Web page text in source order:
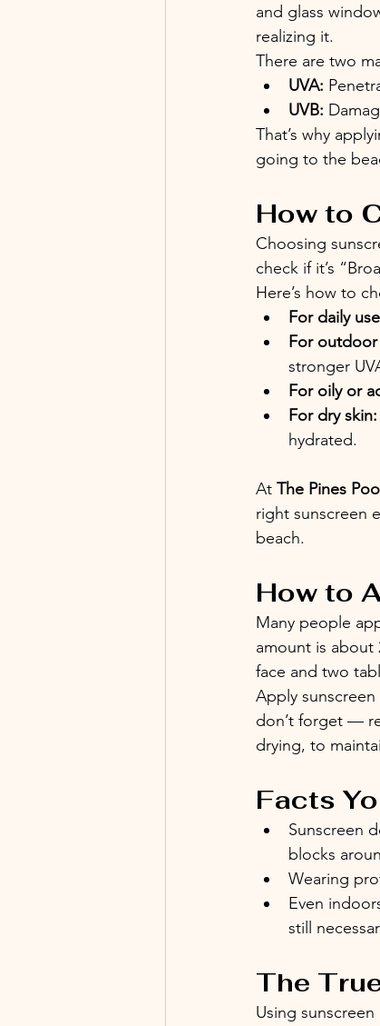
and glass
realizing it.
There are two
UVA:
UVB:
That’s why
going to the
How to
Choosing
check if it’s
Here’s how to
For daily
For
stronger
For oily or
For dry skin:
hydrated.
At The Pines
right sunscreen
beach.
How to
Many people
amount is
face and two
Apply
don’t forget —
drying, to
Facts
Sunscreen
blocks
Wearing
Even
still
The
Using